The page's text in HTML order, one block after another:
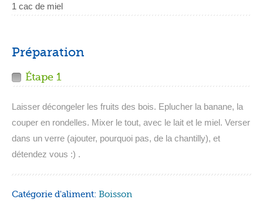
1 cac de miel
Préparation
Étape 1
Laisser décongeler les fruits des bois. Eplucher la banane, la
couper en rondelles. Mixer le tout, avec le lait et le miel. Verser
dans un verre (ajouter, pourquoi pas, de la chantilly), et
détendez vous :) .
Catégorie d'aliment: Boisson